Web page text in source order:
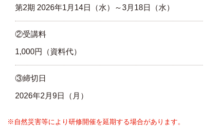
第2期 2026年1月14日（水）～3月18日（水）
②受講料
1,000円（資料代）
③締切日
2026年2月9日（月）
※自然災害等により研修開催を延期する場合があります。